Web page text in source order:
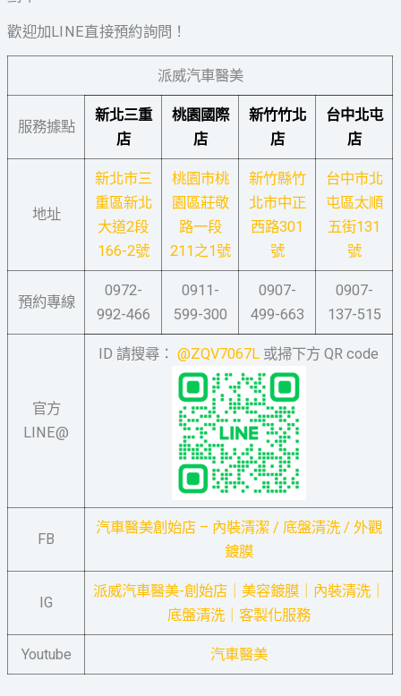
歡迎加LINE直接預約詢問！
派威汽車醫美
服務據點
新北三重
店
桃園國際
店
新竹竹北
店
台中北屯
店
地址
新北市三
重區新北
大道2段
166-2號
桃園市桃
園區莊敬
路一段
211之1號
新竹縣竹
北市中正
西路301
號
台中市北
屯區太順
五街131
號
預約專線
0972-
992-466
0911-
599-300
0907-
499-663
0907-
137-515
官方
LINE@
ID 請搜尋：@ZQV7067L 或掃下方 QR code
FB
汽車醫美創始店 – 內裝清潔 / 底盤清洗 / 外觀
鍍膜
IG
派威汽車醫美-創始店｜美容鍍膜｜內裝清洗｜
底盤清洗｜客製化服務
Youtube 汽車醫美